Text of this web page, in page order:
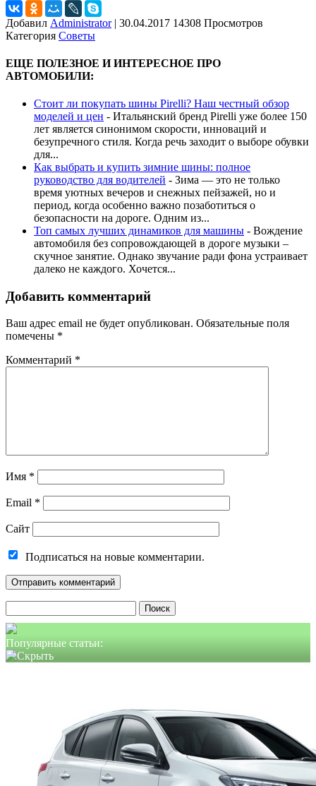
Добавил Administrator | 30.04.2017 14308 Просмотров
Категория Советы
ЕЩЕ ПОЛЕЗНОЕ И ИНТЕРЕСНОЕ ПРО
АВТОМОБИЛИ:
Стоит ли покупать шины Pirelli? Наш честный обзор
моделей и цен - Итальянский бренд Pirelli уже более 150
лет является синонимом скорости, инноваций и
безупречного стиля. Когда речь заходит о выборе обувки
для...
Как выбрать и купить зимние шины: полное
руководство для водителей - Зима — это не только
время уютных вечеров и снежных пейзажей, но и
период, когда особенно важно позаботиться о
безопасности на дороге. Одним из...
Топ самых лучших динамиков для машины - Вождение
автомобиля без сопровождающей в дороге музыки –
скучное занятие. Однако звучание ради фона устраивает
далеко не каждого. Хочется...
Добавить комментарий
Ваш адрес email не будет опубликован. Обязательные поля
помечены *
Комментарий *
Имя *
Email *
Сайт
Подписаться на новые комментарии.
Популярные статьи: